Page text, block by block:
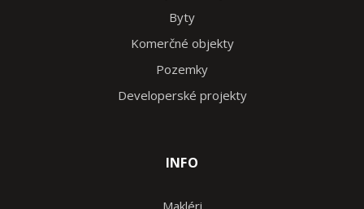
Byty
Komerčné objekty
Pozemky
Developerské projekty
INFO
Makléri